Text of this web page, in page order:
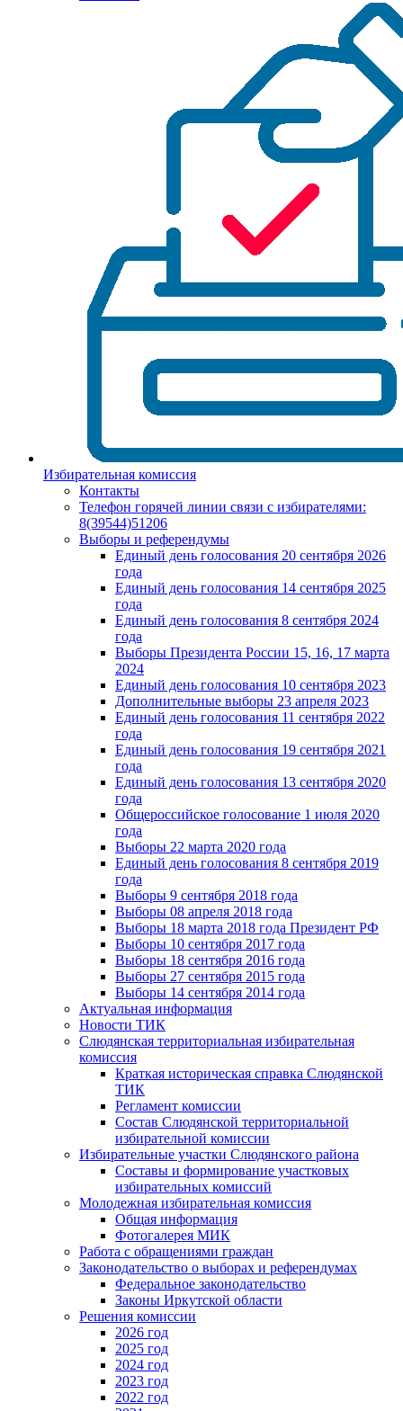
Избирательная комиссия
Контакты
Телефон горячей линии связи с избирателями:
8(39544)51206
Выборы и референдумы
Единый день голосования 20 сентября 2026
года
Единый день голосования 14 сентября 2025
года
Единый день голосования 8 сентября 2024
года
Выборы Президента России 15, 16, 17 марта
2024
Единый день голосования 10 сентября 2023
Дополнительные выборы 23 апреля 2023
Единый день голосования 11 сентября 2022
года
Единый день голосования 19 сентября 2021
года
Единый день голосования 13 сентября 2020
года
Общероссийское голосование 1 июля 2020
года
Выборы 22 марта 2020 года
Единый день голосования 8 сентября 2019
года
Выборы 9 сентября 2018 года
Выборы 08 апреля 2018 года
Выборы 18 марта 2018 года Президент РФ
Выборы 10 сентября 2017 года
Выборы 18 сентября 2016 года
Выборы 27 сентября 2015 года
Выборы 14 сентября 2014 года
Актуальная информация
Новости ТИК
Слюдянская территориальная избирательная
комиссия
Краткая историческая справка Слюдянской
ТИК
Регламент комиссии
Состав Слюдянской территориальной
избирательной комиссии
Избирательные участки Слюдянского района
Составы и формирование участковых
избирательных комиссий
Молодежная избирательная комиссия
Общая информация
Фотогалерея МИК
Работа с обращениями граждан
Законодательство о выборах и референдумах
Федеральное законодательство
Законы Иркутской области
Решения комиссии
2026 год
2025 год
2024 год
2023 год
2022 год